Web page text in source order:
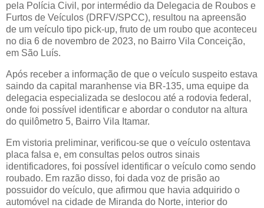
pela Polícia Civil, por intermédio da Delegacia de Roubos e
Furtos de Veículos (DRFV/SPCC), resultou na apreensão
de um veículo tipo pick-up, fruto de um roubo que aconteceu
no dia 6 de novembro de 2023, no Bairro Vila Conceição,
em São Luís.
Após receber a informação de que o veículo suspeito estava
saindo da capital maranhense via BR-135, uma equipe da
delegacia especializada se deslocou até a rodovia federal,
onde foi possível identificar e abordar o condutor na altura
do quilômetro 5, Bairro Vila Itamar.
Em vistoria preliminar, verificou-se que o veículo ostentava
placa falsa e, em consultas pelos outros sinais
identificadores, foi possível identificar o veículo como sendo
roubado. Em razão disso, foi dada voz de prisão ao
possuidor do veículo, que afirmou que havia adquirido o
automóvel na cidade de Miranda do Norte, interior do